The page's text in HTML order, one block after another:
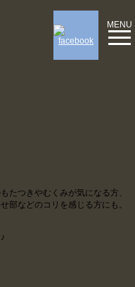
MENU
たつきやむくみが気になる方、
部などのコリを感じる方にも。